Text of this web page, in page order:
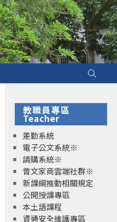
教職員專區
Teacher
差勤系統
電子公文系統※
請購系統※
曾文家商雲端社群※
新課綱推動相關規定
公開授課專區
本土語課程
資通安全維護專區